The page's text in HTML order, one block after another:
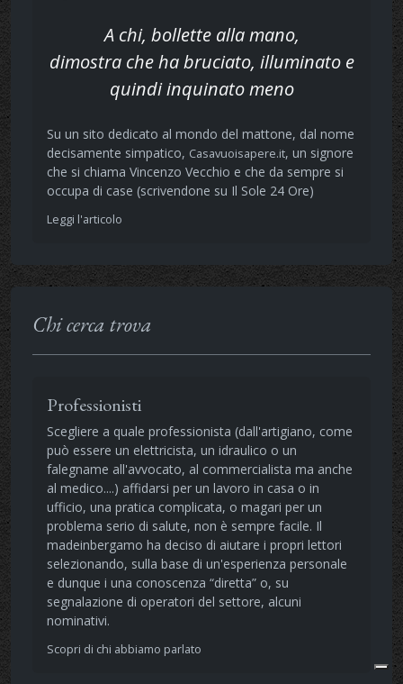
A chi, bollette alla mano,
dimostra che ha bruciato, illuminato e
quindi inquinato meno
Su un sito dedicato al mondo del mattone, dal nome
decisamente simpatico, Casavuoisapere.it, un signore
che si chiama Vincenzo Vecchio e che da sempre si
occupa di case (scrivendone su Il Sole 24 Ore)
Leggi l'articolo
Chi cerca trova
Professionisti
Scegliere a quale professionista (dall'artigiano, come
può essere un elettricista, un idraulico o un
falegname all'avvocato, al commercialista ma anche
al medico....) affidarsi per un lavoro in casa o in
ufficio, una pratica complicata, o magari per un
problema serio di salute, non è sempre facile. Il
madeinbergamo ha deciso di aiutare i propri lettori
selezionando, sulla base di un'esperienza personale
e dunque i una conoscenza “diretta” o, su
segnalazione di operatori del settore, alcuni
nominativi.
Scopri di chi abbiamo parlato